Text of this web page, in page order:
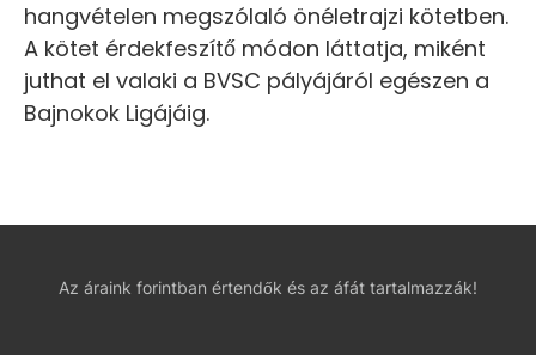
hangvételen megszólaló önéletrajzi kötetben.
A kötet érdekfeszítő módon láttatja, miként
juthat el valaki a BVSC pályájáról egészen a
Bajnokok Ligájáig.
Az áraink forintban értendők és az áfát tartalmazzák!